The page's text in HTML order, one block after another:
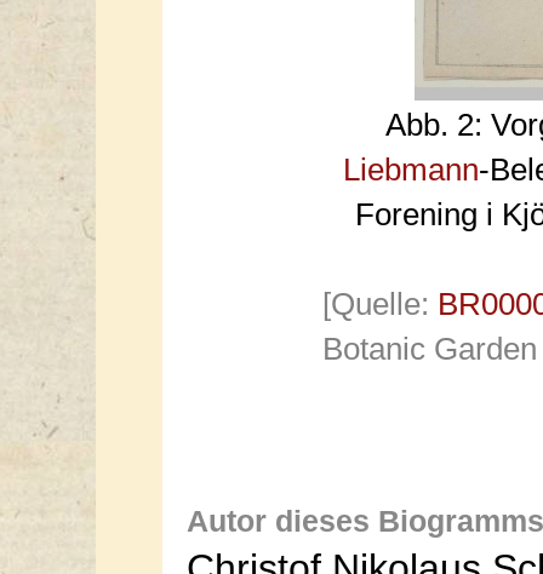
Abb. 2:
Liebmann-
Forening i
[Quelle:
Botanic
Autor dieses